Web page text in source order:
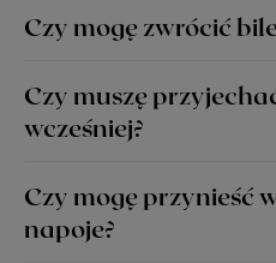
Czy mogę zwrócić
Czy muszę
wcześniej?
Czy mogę przynieść
napoje?